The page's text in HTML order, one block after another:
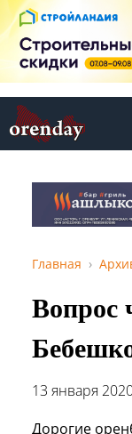
Главная
Вопрос
13 января
Дорогие